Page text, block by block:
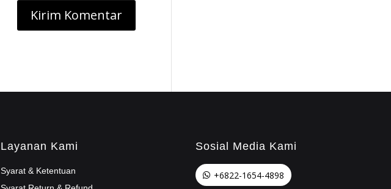
Layanan Kami
Syarat & Ketentuan
Sosial Media Kami
+6822-1654-4898